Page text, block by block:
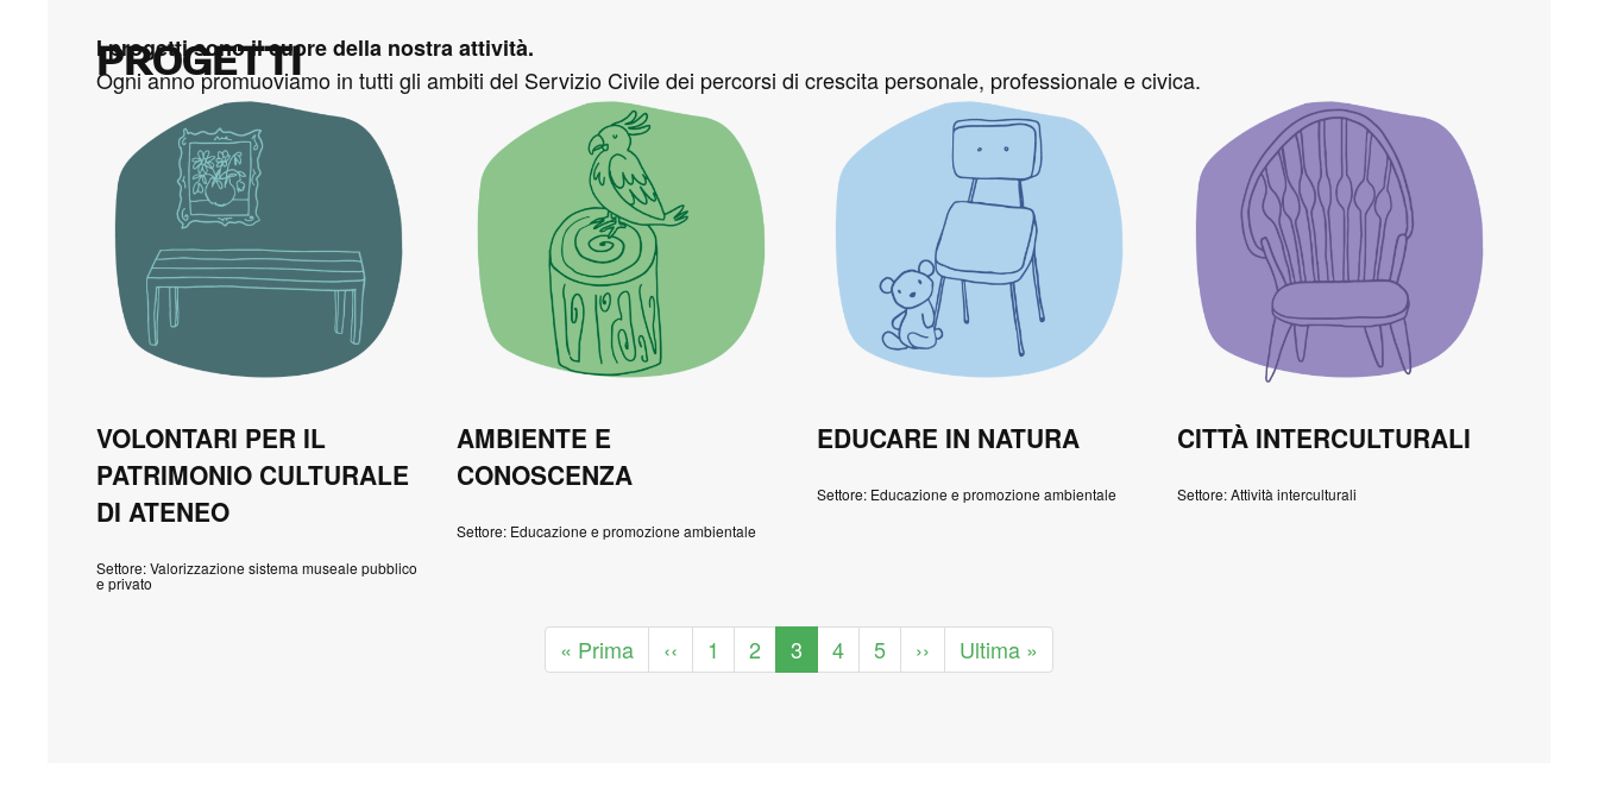
PROGETTI
I progetti sono il cuore della nostra attività.
Ogni anno promuoviamo in tutti gli ambiti del Servizio Civile dei percorsi di crescita personale, professionale e civica.
VOLONTARI PER IL
PATRIMONIO CULTURALE
DI ATENEO
Settore: Valorizzazione sistema museale pubblico
e privato
AMBIENTE E
CONOSCENZA
Settore: Educazione e promozione ambientale
EDUCARE IN NATURA
Settore: Educazione e promozione ambientale
CITTÀ INTERCULTURALI
Settore: Attività interculturali
Prima
pagina
« Prima
Pagina
precedente
‹‹ Pagina
1 Pagina
2
Pagina
attuale
3 Pagina
4 Pagina
5
Pagina
successiva
››
Ultima
pagina
Ultima »